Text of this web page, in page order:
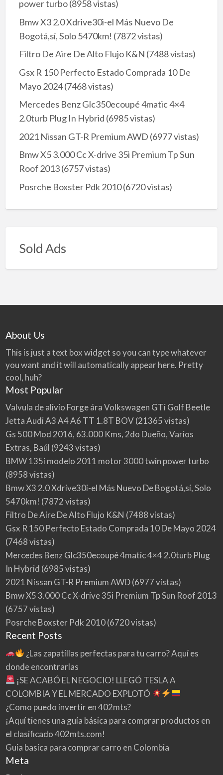
power turbo(8958 vistas)
Bmw X3 2.0 Xdrive30i-el Más Nuevo De
Bogotá,sí, Solo 5470km! (7872 vistas)
Filtro De Aire De Alto Flujo K&N (7488 vistas)
Gsx R 150 Perfecto Estado Comprada 10 De
Mayo 2024(7468 vistas)
Mercedes Benz Glc350ecoupé 4matic 4×4
2.0turb Plug In Hybrid (6985 vistas)
2021 Nissan GT-R Premium AWD (6977 vistas)
Bmw X5 3.000 Cc X-drive 35i Premium Tp Sun
Roof 2013(6757 vistas)
Posrche Boxster Pdk 2010(6720 vistas)
Sold Ads
About Us
This is just a text box widget so you can type whatever
you want and it will automatically appear here. Pretty
cool, huh?
Most Popular
Valvula de alivio Forge ára Volkswagen GTi Golf Beetle
Jetta Audi A3 A4 A6 TT 1.8T BOV(21365 vistas)
Gs 500 Mod 2016, 63.000 Kms, 2do Dueño, Varios
Extras, Baúl (9243 vistas)
BMW 135i modelo 2011 motor 3000 twin power turbo
(8958 vistas)
Bmw X3 2.0 Xdrive30i-el Más Nuevo De Bogotá,sí, Solo
5470km! (7872 vistas)
Filtro De Aire De Alto Flujo K&N (7488 vistas)
Gsx R 150 Perfecto Estado Comprada 10 De Mayo 2024
(7468 vistas)
Mercedes Benz Glc350ecoupé 4matic 4×4 2.0turb Plug
In Hybrid (6985 vistas)
2021 Nissan GT-R Premium AWD(6977 vistas)
Bmw X5 3.000 Cc X-drive 35i Premium Tp Sun Roof 2013
(6757 vistas)
Posrche Boxster Pdk 2010(6720 vistas)
Recent Posts
¿Las zapatillas perfectas para tu carro? Aquí es
donde encontrarlas
¡SE ACABÓ EL NEGOCIO! LLEGÓ TESLA A
COLOMBIA Y EL MERCADO EXPLOTÓ
¿Como puedo invertir en 402mts?
¡Aquí tienes una guía básica para comprar productos en
el clasificado 402mts.com!
Guia basica para comprar carro en Colombia
Meta